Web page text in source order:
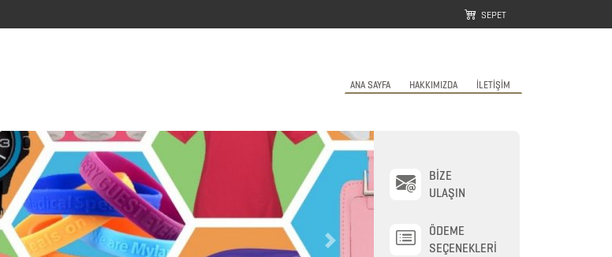
SEPET
ANA SAYFA HAKKIMIZDA İLETİŞİM
Next
BİZE
ULAŞIN
ÖDEME
SEÇENEKLERİ